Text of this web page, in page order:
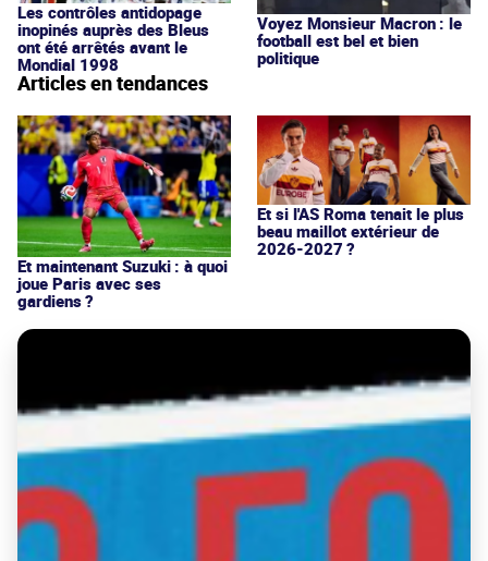
Les contrôles antidopage
inopinés auprès des Bleus
ont été arrêtés avant le
Mondial 1998
Voyez Monsieur Macron : le
football est bel et bien
politique
Articles en tendances
Et maintenant Suzuki : à quoi
joue Paris avec ses
gardiens ?
Et si l'AS Roma tenait le plus
beau maillot extérieur de
2026-2027 ?